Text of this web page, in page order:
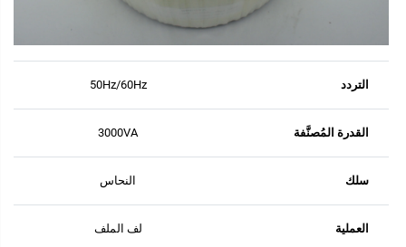
التردد 50Hz/60Hz
القدرة المُصنَّفة 3000VA
سلك النحاس
العملية لف الملف